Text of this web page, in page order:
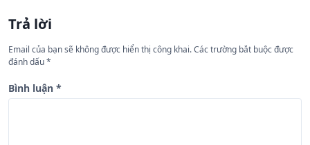
ớ
n
g
b
Trả lời
Email của bạn sẽ không được hiển thị công khai.Các trường bắt buộc được
đánh dấu*
Bình luận *